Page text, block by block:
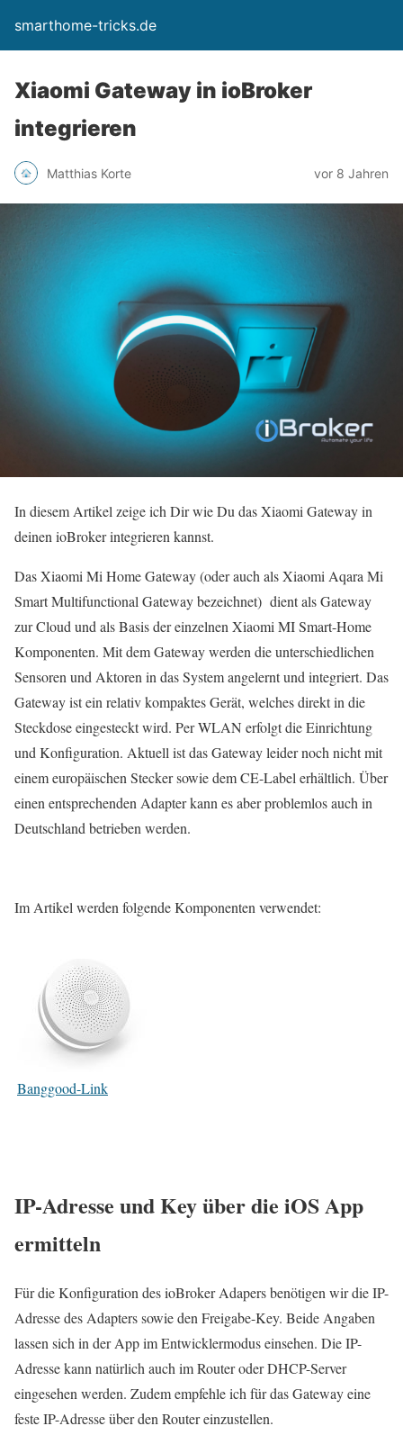
smarthome-tricks.de
Xiaomi Gateway in ioBroker
integrieren
Matthias Korte vor 8 Jahren
In diesem Artikel zeige ich Dir wie Du das Xiaomi Gateway in
deinen ioBroker integrieren kannst.
Das Xiaomi Mi Home Gateway (oder auch als Xiaomi Aqara Mi
Smart Multifunctional Gateway bezeichnet) dient als Gateway
zur Cloud und als Basis der einzelnen Xiaomi MI Smart-Home
Komponenten. Mit dem Gateway werden die unterschiedlichen
Sensoren und Aktoren in das System angelernt und integriert. Das
Gateway ist ein relativ kompaktes Gerät, welches direkt in die
Steckdose eingesteckt wird. Per WLAN erfolgt die Einrichtung
und Konfiguration. Aktuell ist das Gateway leider noch nicht mit
einem europäischen Stecker sowie dem CE-Label erhältlich. Über
einen entsprechenden Adapter kann es aber problemlos auch in
Deutschland betrieben werden.
Im Artikel werden folgende Komponenten verwendet:
Banggood-Link
IP-Adresse und Key über die iOS App
ermitteln
Für die Konfiguration des ioBroker Adapers benötigen wir die IP-
Adresse des Adapters sowie den Freigabe-Key. Beide Angaben
lassen sich in der App im Entwicklermodus einsehen. Die IP-
Adresse kann natürlich auch im Router oder DHCP-Server
eingesehen werden. Zudem empfehle ich für das Gateway eine
feste IP-Adresse über den Router einzustellen.